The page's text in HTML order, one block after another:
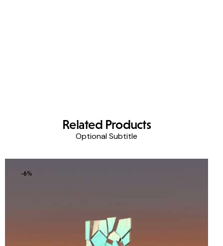
Related Products
Optional Subtitle
-6%